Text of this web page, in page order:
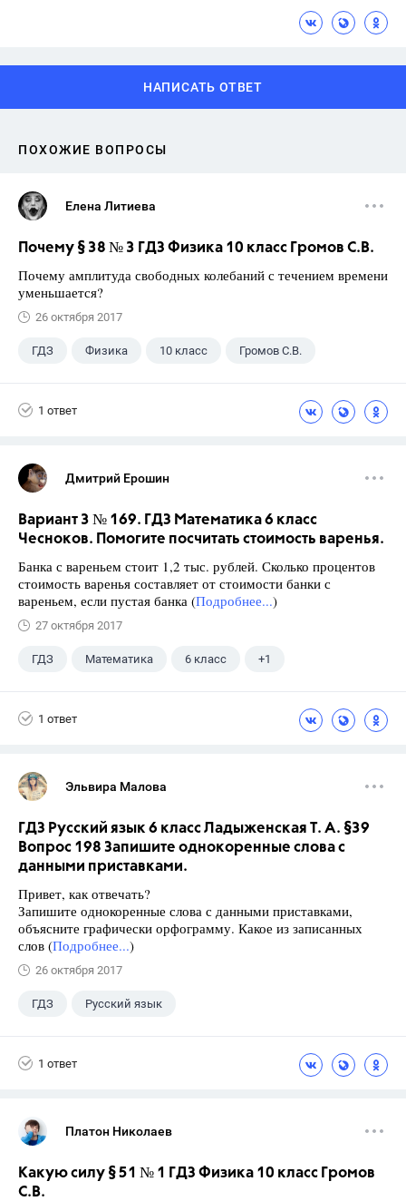
НАПИСАТЬ ОТВЕТ
ПОХОЖИЕ ВОПРОСЫ
Елена Литиева
Почему § 38 № 3 ГДЗ Физика 10 класс Громов С.В.
Почему амплитуда свободных колебаний с течением времени
уменьшается?
26 октября 2017
ГДЗ Физика 10 класс Громов С.В.
1 ответ
Дмитрий Ерошин
Вариант 3 № 169. ГДЗ Математика 6 класс
Чесноков. Помогите посчитать стоимость варенья.
Банка с вареньем стоит 1,2 тыс. рублей. Сколько процентов
стоимость варенья составляет от стоимости банки с
вареньем, если пустая банка (Подробнее...)
27 октября 2017
ГДЗ Математика 6 класс +1
1 ответ
Эльвира Малова
ГДЗ Русский язык 6 класс Ладыженская Т. А. §39
Вопрос 198 Запишите однокоренные слова с
данными приставками.
Привет, как отвечать?
Запишите однокоренные слова с данными приставками,
объясните графически орфограмму. Какое из записанных
слов (Подробнее...)
26 октября 2017
ГДЗ Русский язык
1 ответ
Платон Николаев
Какую силу § 51 № 1 ГДЗ Физика 10 класс Громов
С.В.